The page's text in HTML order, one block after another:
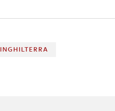
INGHILTERRA